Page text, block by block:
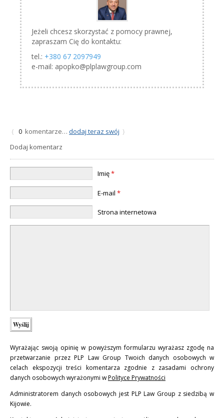
Jeżeli chcesz skorzystać z pomocy prawnej,
zapraszam Cię do kontaktu:
tel.: +380 67 2097949
e-mail: apopko@plplawgroup.com
{ 0 komentarze… dodaj teraz swój }
Dodaj komentarz
Imię*
E-mail *
Strona internetowa
Wyrażając swoją opinię w powyższym formularzu wyrażasz zgodę na
przetwarzanie przez PLP Law Group Twoich danych osobowych w
celach ekspozycji treści komentarza zgodnie z zasadami ochrony
danych osobowych wyrażonymi wPolityce Prywatności
Administratorem danych osobowych jest PLP Law Group z siedzibą w
Kijowie.